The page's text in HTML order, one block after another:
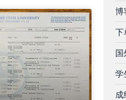
博
下
国
学
成